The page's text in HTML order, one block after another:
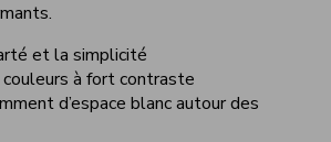
et la simplicité
à fort contraste
d’espace blanc autour des